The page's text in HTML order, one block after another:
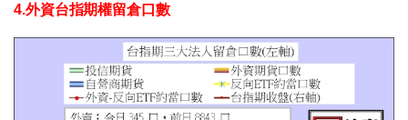
4.外資台指期權留倉口數